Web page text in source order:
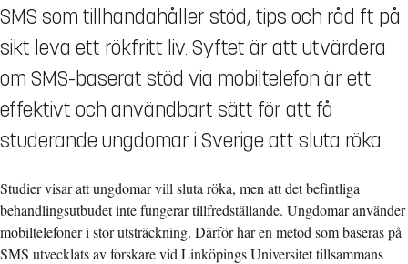
SMS som tillhandahåller stöd, tips och råd ft på
sikt leva ett rökfritt liv. Syftet är att utvärdera
om SMS-baserat stöd via mobiltelefon är ett
effektivt och användbart sätt för att få
studerande ungdomar i Sverige att sluta röka.
Studier visar att ungdomar vill sluta röka, men att det befintliga
behandlingsutbudet inte fungerar tillfredställande. Ungdomar använder
mobiltelefoner i stor utsträckning. Därför har en metod som baseras på
SMS utvecklats av forskare vid Linköpings Universitet tillsammans